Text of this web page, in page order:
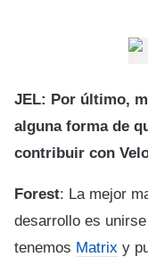
JEL: Por último,
alguna forma de
contribuir con
Forest: La mejor
desarrollo es
tenemos Matrix y